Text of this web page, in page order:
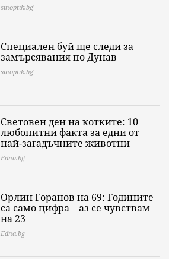
sinoptik.bg
Специален буй ще следи за
замърсявания по Дунав
sinoptik.bg
Световен ден на котките: 10
любопитни факта за едни от
най-загадъчните животни
Edna.bg
Орлин Горанов на 69: Годините
са само цифра – аз се чувствам
на 23
Edna.bg